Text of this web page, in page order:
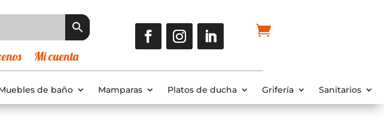
Mi cuenta
de baño Mamparas Platos de ducha Grifería Sanitarios